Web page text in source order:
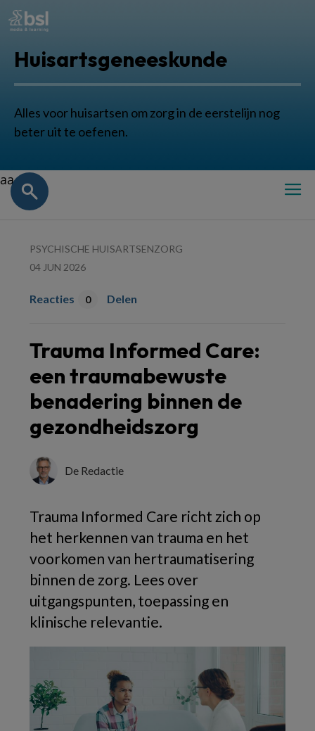
Huisartsgeneeskunde
Alles voor huisartsen om zorg in de eerstelijn nog
beter uit te oefenen.
aa
PSYCHISCHE HUISARTSENZORG
04 JUN 2026
Reacties 0 Delen
Trauma Informed Care:
een traumabewuste
benadering binnen de
gezondheidszorg
De Redactie
Trauma Informed Care richt zich op
het herkennen van trauma en het
voorkomen van hertraumatisering
binnen de zorg. Lees over
uitgangspunten, toepassing en
klinische relevantie.